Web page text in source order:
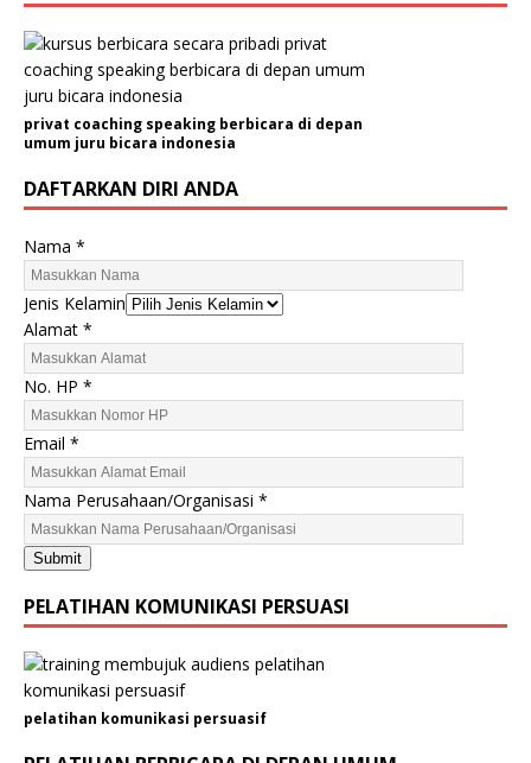
privat coaching speaking berbicara di depan
umum juru bicara indonesia
DAFTARKAN DIRI ANDA
Nama *
Jenis Kelamin
Alamat *
P
e
r
u
s
a
h
a
a
n
/
O
r
g
a
No. HP *
Email *
Nama Perusahaan/Organisasi *
Submit
PELATIHAN KOMUNIKASI PERSUASI
pelatihan komunikasi persuasif